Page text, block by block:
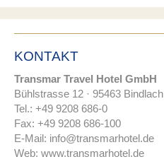
KONTAKT
Transmar Travel Hotel GmbH
Bühlstrasse 12 · 95463 Bindlach
Tel.: +49 9208 686-0
Fax: +49 9208 686-100
E-Mail: nf tr nsm rh t
d
Web: www.transmarhotel.de